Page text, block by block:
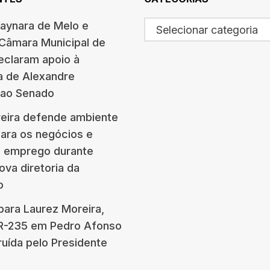
de Melo e
Municipal de
apoio à
de Alexandre
Senado
defende ambiente
os negócios e
emprego durante
diretoria da
Laurez Moreira,
235 em Pedro Afonso
pelo Presidente
Selecionar categoria